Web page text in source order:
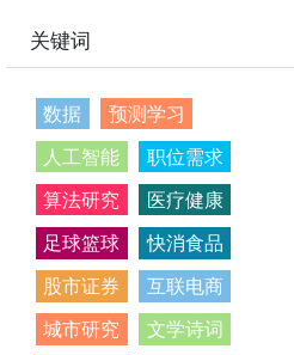
关键词
数据
预测学习
人工智能
职位需求
算法研究
医疗健康
足球篮球
快消食品
股市证券
互联电商
城市研究
文学诗词